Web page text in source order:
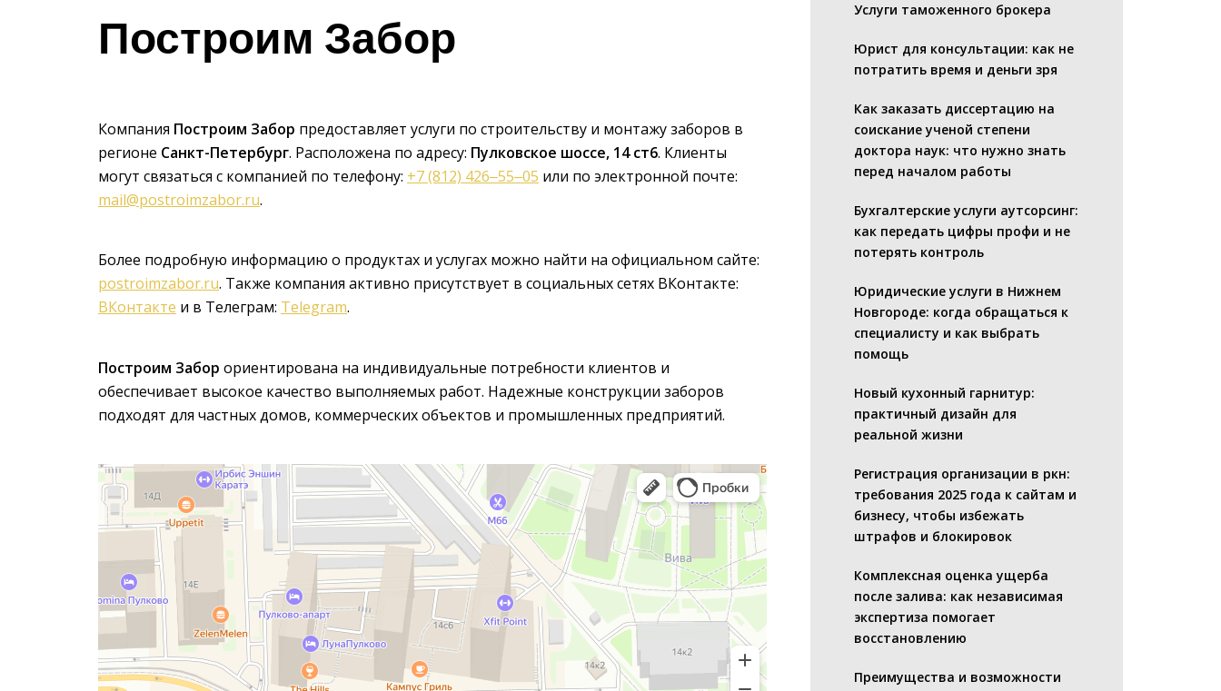
Построим Забор
Компания Построим Забор предоставляет услуги по строительству и монтажу заборов в
регионе Санкт-Петербург. Расположена по адресу: Пулковское шоссе, 14 ст6. Клиенты
могут связаться с компанией по телефону: +7 (812) 426‒55‒05 или по электронной почте:
mail@postroimzabor.ru.
Более подробную информацию о продуктах и услугах можно найти на официальном сайте:
postroimzabor.ru. Также компания активно присутствует в социальных сетях ВКонтакте:
ВКонтакте и в Телеграм: Telegram.
Построим Забор ориентирована на индивидуальные потребности клиентов и
обеспечивает высокое качество выполняемых работ. Надежные конструкции заборов
подходят для частных домов, коммерческих объектов и промышленных предприятий.
Услуги таможенного брокера
Юрист для консультации: как не
потратить время и деньги зря
Как заказать диссертацию на
соискание ученой степени
доктора наук: что нужно знать
перед началом работы
Бухгалтерские услуги аутсорсинг:
как передать цифры профи и не
потерять контроль
Юридические услуги в Нижнем
Новгороде: когда обращаться к
специалисту и как выбрать
помощь
Новый кухонный гарнитур:
практичный дизайн для
реальной жизни
Регистрация организации в ркн:
требования 2025 года к сайтам и
бизнесу, чтобы избежать
штрафов и блокировок
Комплексная оценка ущерба
после залива: как независимая
экспертиза помогает
восстановлению
Преимущества и возможности